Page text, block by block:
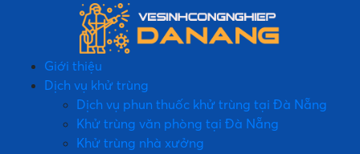
Giới thiệu
Dịch vụ khử trùng
Dịch vụ phun thuốc khử trùng tại Đà Nẵng
Khử trùng văn phòng tại Đà Nẵng
Khử trùng nhà xưởng